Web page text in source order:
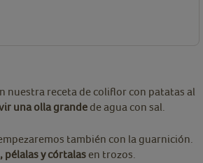
nuestra receta de coliflor con patatas al
una olla grande de agua con sal.
también con la guarnición.
pélalas y córtalas en trozos.